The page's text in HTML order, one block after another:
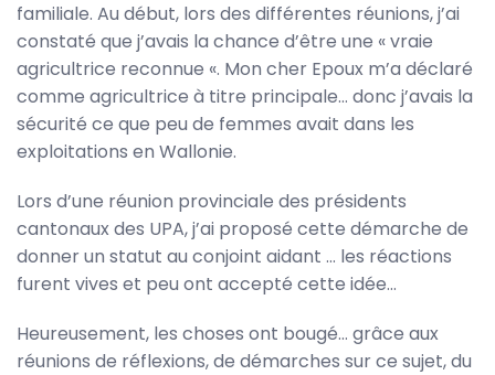
familiale. Au début, lors des différentes réunions, j’ai
constaté que j’avais la chance d’être une « vraie
agricultrice reconnue «. Mon cher Epoux m’a déclaré
comme agricultrice à titre principale… donc j’avais la
sécurité ce que peu de femmes avait dans les
exploitations en Wallonie.
Lors d’une réunion provinciale des présidents
cantonaux des UPA, j’ai proposé cette démarche de
donner un statut au conjoint aidant … les réactions
furent vives et peu ont accepté cette idée…
Heureusement, les choses ont bougé… grâce aux
réunions de réflexions, de démarches sur ce sujet, du